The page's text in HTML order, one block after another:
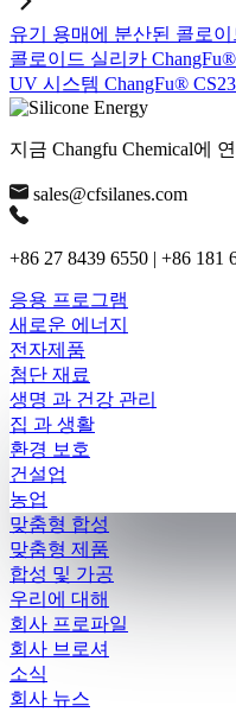
유기 용매에 분산된 콜로
콜로이드 실리카
UV 시스템 ChangFu®
지금 Changfu Chemical에
sales@cfsilanes.com
+86 27 8439 6550 | +86 181
응용 프로그램
새로운 에너지
전자제품
첨단 재료
생명 과 건강 관리
집 과 생활
환경 보호
건설업
농업
맞춤형 합성
맞춤형 제품
합성 및 가공
우리에 대해
회사 프로파일
회사 브로셔
소식
회사 뉴스